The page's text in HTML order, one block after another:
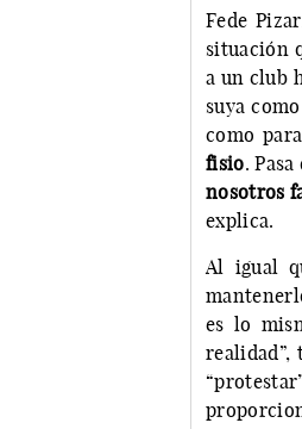
Fede
situación
a un club
suya
como
fisio.
nosotros
explica.
Al igual
es lo